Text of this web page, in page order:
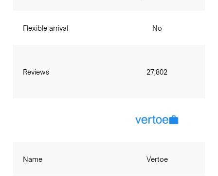
Flexible arrival
Reviews
No
27,802
Name Vertoe